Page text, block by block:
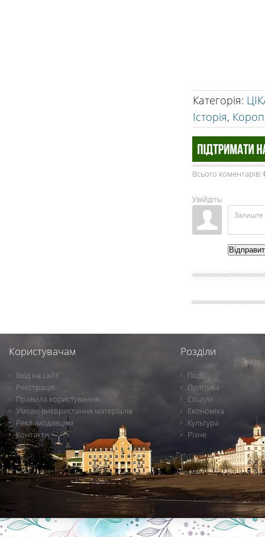
Категорія:
Історія, Короп
Всього коментарів:
Увійдіть:
Користувачам
Вхід на сайт
Реєстрація
Правила користування
Умови використання матеріалів
Рекламодавцям
Контакти
Розділи
Події
Політика
Соціум
Економіка
Культура
Різне
Новини Чернігова, Чернігівські новини, Чернігівський формат, новини Чернігова, події в Чернігові: політика, економіка, аналітика, культура, відеоновини, екологія, спортивний Чернігів, туризм, Чернігів